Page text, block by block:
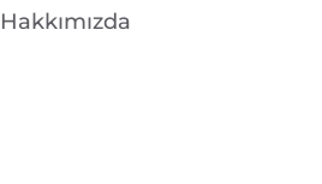
Hakkımızda